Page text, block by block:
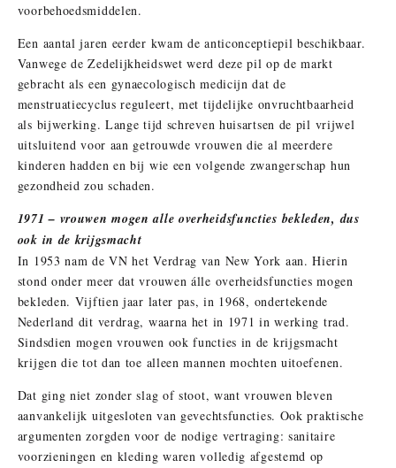
voorbehoedsmiddelen.
Een aantal jaren eerder kwam de anticonceptiepil beschikbaar.
Vanwege de Zedelijkheidswet werd deze pil op de markt
gebracht als een gynaecologisch medicijn dat de
menstruatiecyclus reguleert, met tijdelijke onvruchtbaarheid
als bijwerking. Lange tijd schreven huisartsen de pil vrijwel
uitsluitend voor aan getrouwde vrouwen die al meerdere
kinderen hadden en bij wie een volgende zwangerschap hun
gezondheid zou schaden.
1971 – vrouwen mogen alle overheidsfuncties bekleden, dus
ook in de krijgsmacht
In 1953 nam de VN het Verdrag van New York aan. Hierin
stond onder meer dat vrouwen álle overheidsfuncties mogen
bekleden. Vijftien jaar later pas, in 1968, ondertekende
Nederland dit verdrag, waarna het in 1971 in werking trad.
Sindsdien mogen vrouwen ook functies in de krijgsmacht
krijgen die tot dan toe alleen mannen mochten uitoefenen.
Dat ging niet zonder slag of stoot, want vrouwen bleven
aanvankelijk uitgesloten van gevechtsfuncties. Ook praktische
argumenten zorgden voor de nodige vertraging: sanitaire
voorzieningen en kleding waren volledig afgestemd op